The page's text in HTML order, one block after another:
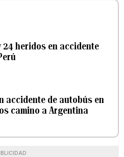
24 heridos en accidente
accidente de autobús en
camino a Argentina